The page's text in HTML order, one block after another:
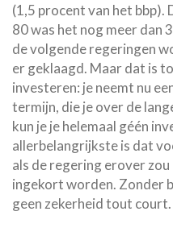
(1,5 procent van het bbp).
80 was het nog meer dan
de volgende regeringen
er geklaagd. Maar dat is
investeren: je neemt nu
termijn, die je over de
kun je je helemaal géén
allerbelangrijkste is dat
als de regering erover
ingekort worden. Zonder
geen zekerheid tout court.